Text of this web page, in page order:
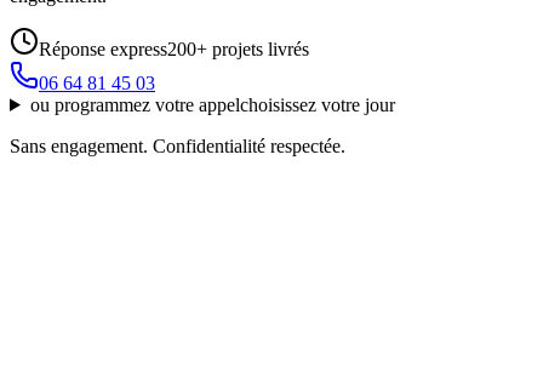
Réponse express200+ projets livrés
06 64 81 45 03
ou programmez votre appelchoisissez votre jour
Sans engagement. Confidentialité respectée.